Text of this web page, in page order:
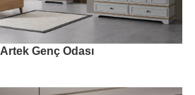
Artek Genç Odası